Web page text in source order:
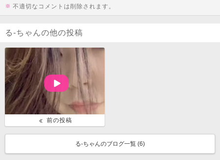
不適切なコメントは削除されます。
る-ちゃんの他の投稿
前の投稿
る-ちゃんのブログ一覧 (6)